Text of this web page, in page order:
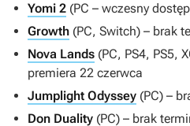
Yomi 2 (PC – wczesny
Growth (PC, Switch) – brak
Nova Lands (PC, PS4, PS5,
premiera 22 czerwca
Jumplight Odyssey (PC) –
Don Duality (PC) – brak